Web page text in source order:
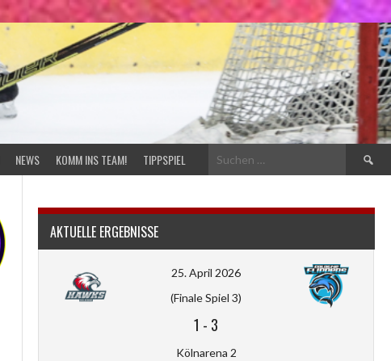
NEWS KOMM INS TEAM! TIPPSPIEL
Suchen
nach:
AKTUELLE ERGEBNISSE
25. April 2026
(Finale Spiel 3)
1 - 3
Kölnarena 2